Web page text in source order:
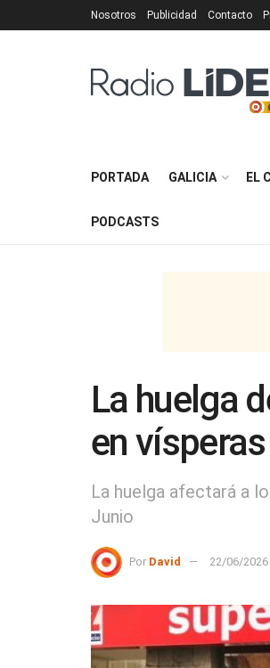
Nosotros Publicidad Contacto
PORTADA GALICIA EL
PODCASTS
La huelga
en
La huelga afectará a
Junio
Por David 22/06/2026